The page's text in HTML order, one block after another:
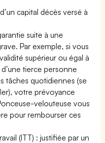
capital décès versé à
suite à une
Par exemple, si vous
supérieur ou égal à
tierce personne
tâches quotidiennes (se
votre prévoyance
velouteuse vous
pour rembourser ces
(ITT) : justifiée par un